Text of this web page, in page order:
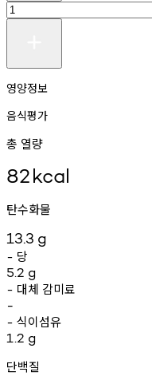
영양정보
음식평가
총 열량
82kcal
탄수화물
13.3 g
- 당
5.2 g
- 대체 감미료
-
- 식이섬유
1.2 g
단백질